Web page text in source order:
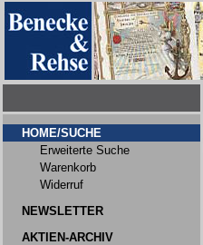
HOME/SUCHE
Erweiterte Suche
Warenkorb
Widerruf
NEWSLETTER
AKTIEN-ARCHIV